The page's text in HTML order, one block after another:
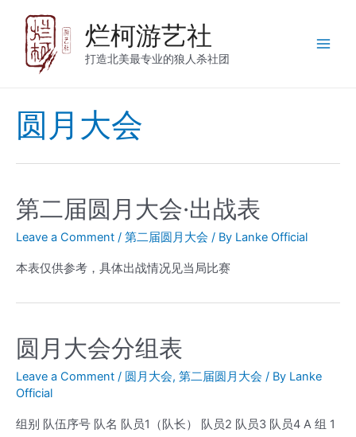
烂柯游艺社
打造北美最专业的狼人杀社团
圆月大会
第二届圆月大会·出战表
Leave a Comment / 第二届圆月大会 / By Lanke Official
本表仅供参考，具体出战情况见当局比赛
圆月大会分组表
Leave a Comment / 圆月大会, 第二届圆月大会 / By Lanke
Official
组别 队伍序号 队名 队员1（队长） 队员2 队员3 队员4 A 组 1